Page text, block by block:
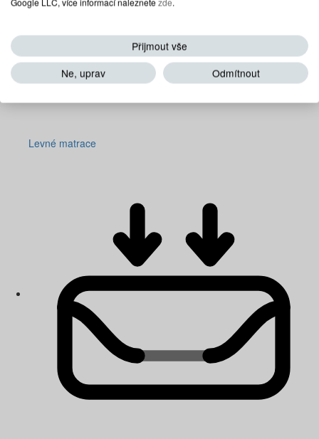
Levné matrace
Přijmout vše
Ne, uprav
Odmítnout